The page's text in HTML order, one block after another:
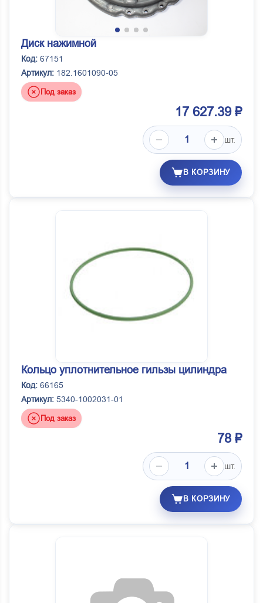
Диск нажимной
Код: 67151
Артикул: 182.1601090-05
Под заказ
17 627.39 ₽
шт.
В КОРЗИНУ
Кольцо уплотнительное гильзы цилиндра
Код: 66165
Артикул: 5340-1002031-01
Под заказ
78 ₽
шт.
В КОРЗИНУ